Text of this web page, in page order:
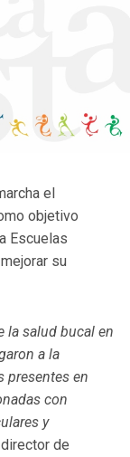
el
objetivo
Escuelas
su
la salud bucal en
a la
presentes en
con
y
de